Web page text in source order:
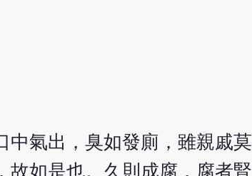
中氣出，臭如發廁，雖親戚莫
故如是也。久則成腐，腐者腎